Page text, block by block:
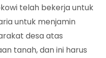
telah bekerja untuk
untuk menjamin
desa atas
tanah, dan ini harus